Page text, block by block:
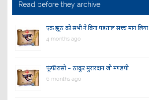
Read before they archive
एक झूठ को सभी ने बिना पड़ताल सच्च मान लिया
4 months ago
फूंफी रासो – ठाकुर मुरारदान जी मण्डपी
6 months ago